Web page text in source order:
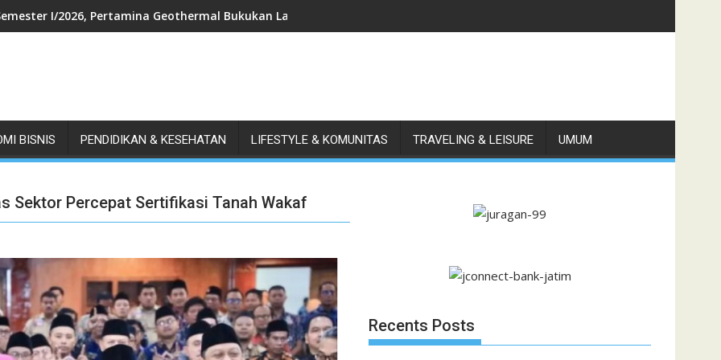
I/2026, Pertamina Geothermal Bukukan Laba Bersih US$79,6, Naik 15,5 Persen
BISNIS PENDIDIKAN & KESEHATAN LIFESTYLE & KOMUNITAS TRAVELING & LEISURE UMUM
Sektor Percepat Sertifikasi Tanah Wakaf
Recents Posts